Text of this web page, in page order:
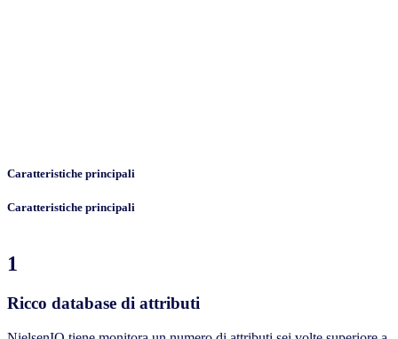
Caratteristiche principali
Caratteristiche principali
1
Ricco database di attributi